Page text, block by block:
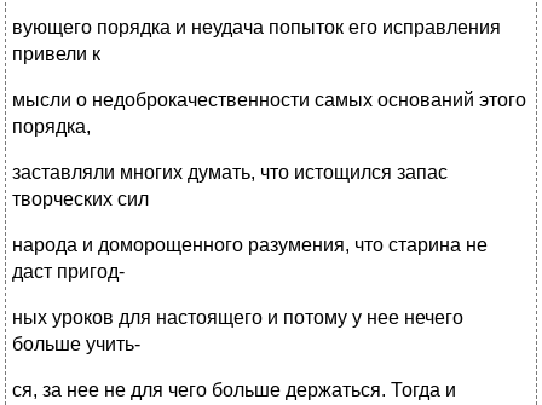
вующего порядка и неудача попыток его исправления
привели к
мысли о недоброкачественности самых оснований этого
порядка,
заставляли многих думать, что истощился запас
творческих сил
народа и доморощенного разумения, что старина не
даст пригод-
ных уроков для настоящего и потому у нее нечего
больше учить-
ся, за нее не для чего больше держаться. Тогда и